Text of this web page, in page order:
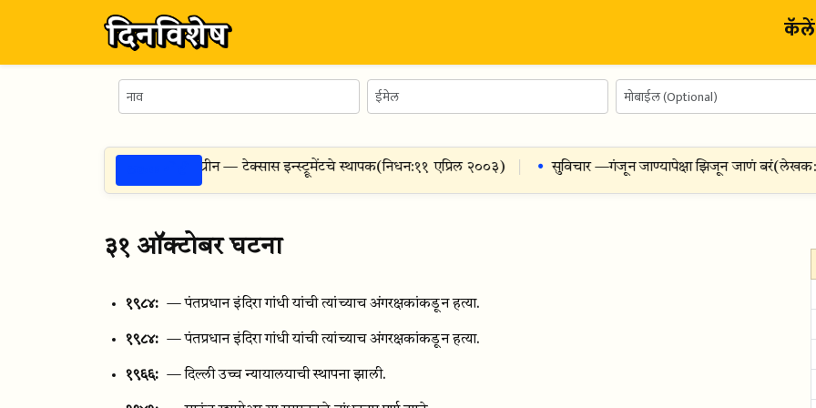
— सीसिल हॉवर्ड ग्रीन — टेक्सास इन्स्ट्रूमेंटचे स्थापक(निधन:११ एप्रिल २००३) सुविचार —गंजून जाण्यापेक्षा झिजून जाणं बरं(लेखक:
३१ ऑक्टोबर घटना
१९८४: — पंतप्रधान इंदिरा गांधी यांची त्यांच्याच अंगरक्षकांकडून हत्या.
१९८४: — पंतप्रधान इंदिरा गांधी यांची त्यांच्याच अंगरक्षकांकडून हत्या.
१९६६: — दिल्ली उच्च न्यायालयाची स्थापना झाली.